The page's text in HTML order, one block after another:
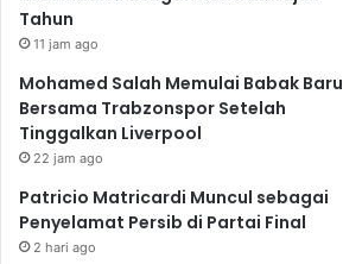
Tahun
11 jam ago
Mohamed Salah Memulai Babak Baru
Bersama Trabzonspor Setelah
Tinggalkan Liverpool
22 jam ago
Patricio Matricardi Muncul sebagai
Penyelamat Persib di Partai Final
2 hari ago